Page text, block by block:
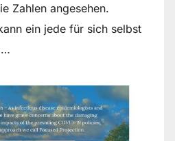
Zahlen angesehen.
ein jede für sich selbst